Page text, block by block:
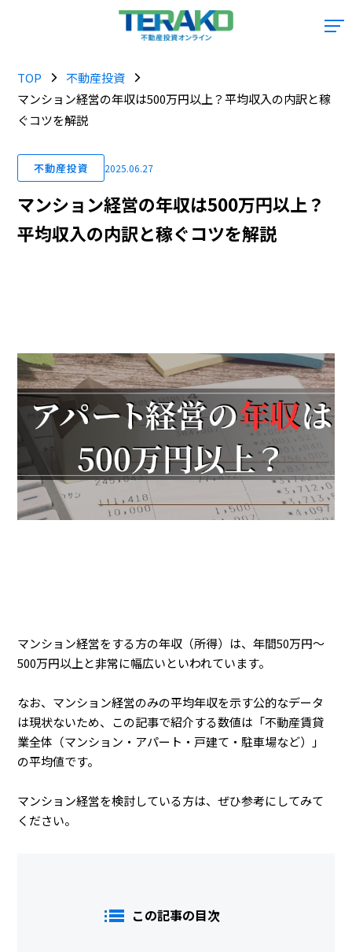
TOP
不動産投資
マンション経営の年収は500万円以上？平均収入の内訳と稼
ぐコツを解説
不動産投資 2025.06.27
マンション経営の年収は500万円以上？
平均収入の内訳と稼ぐコツを解説
マンション経営をする方の年収（所得）は、年間50万円〜
500万円以上と非常に幅広いといわれています。
なお、マンション経営のみの平均年収を示す公的なデータ
は現状ないため、この記事で紹介する数値は「不動産賃貸
業全体（マンション・アパート・戸建て・駐車場など）」
の平均値です。
マンション経営を検討している方は、ぜひ参考にしてみて
ください。
この記事の目次